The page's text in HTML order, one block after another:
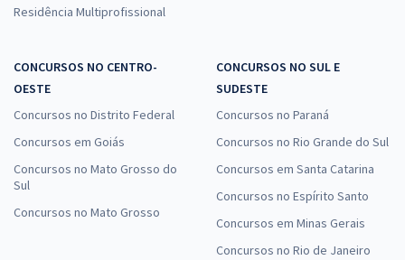
Residência Multiprofissional
CONCURSOS NO CENTRO-
OESTE
Concursos no Distrito Federal
Concursos em Goiás
Concursos no Mato Grosso do
Sul
Concursos no Mato Grosso
CONCURSOS NO SUL E
SUDESTE
Concursos no Paraná
Concursos no Rio Grande do Sul
Concursos em Santa Catarina
Concursos no Espírito Santo
Concursos em Minas Gerais
Concursos no Rio de Janeiro